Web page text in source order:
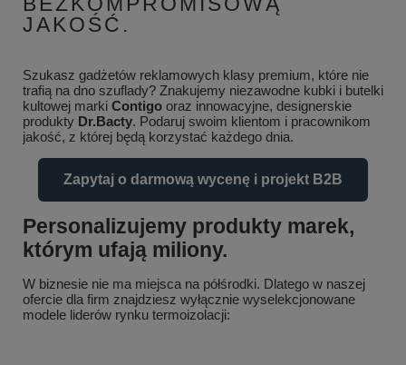
JAKOŚĆ.
Szukasz gadżetów reklamowych klasy premium, które nie
trafią na dno szuflady? Znakujemy niezawodne kubki i butelki
kultowej marki Contigo oraz innowacyjne, designerskie
produkty Dr.Bacty. Podaruj swoim klientom i pracownikom
jakość, z której będą korzystać każdego dnia.
Zapytaj o darmową wycenę i projekt B2B
Personalizujemy produkty marek,
którym ufają miliony.
W biznesie nie ma miejsca na półśrodki. Dlatego w naszej
ofercie dla firm znajdziesz wyłącznie wyselekcjonowane
modele liderów rynku termoizolacji: